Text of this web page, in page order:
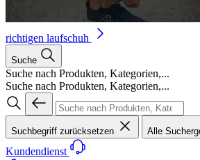
richtigen laufschuh
Suche
Suche nach Produkten, Kategorien,...
Suche nach Produkten, Kategorien,...
Suchbegriff zurücksetzen Alle
Kundendienst